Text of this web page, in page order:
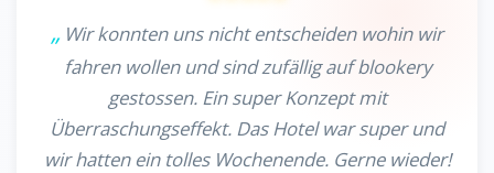
Wir konnten uns nicht entscheiden wohin wir
fahren wollen und sind zufällig auf blookery
gestossen. Ein super Konzept mit
Überraschungseffekt. Das Hotel war super und
wir hatten ein tolles Wochenende. Gerne wieder!